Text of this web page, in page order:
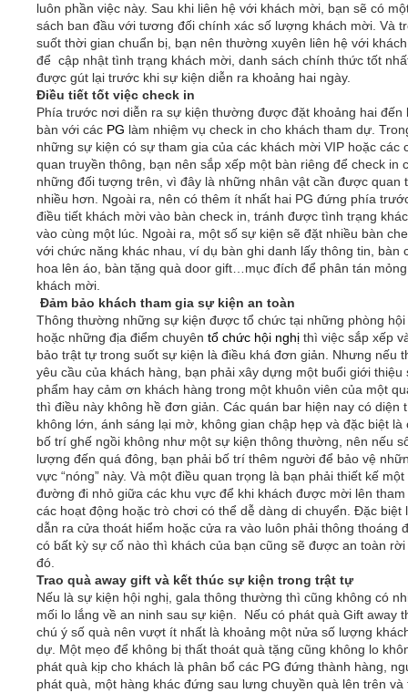
luôn phần việc này. Sau khi liên hệ với khách mời, bạn sẽ có
sách ban đầu với tương đối chính xác số lượng khách mời. Và
suốt thời gian chuẩn bị, bạn nên thường xuyên liên hệ với
để cập nhật tình trạng khách mời, danh sách chính thức tốt
được gút lại trước khi sự kiện diễn ra khoảng hai ngày.
Điều tiết tốt việc check in
Phía trước nơi diễn ra sự kiện thường được đặt khoảng hai đến
bàn với các PG làm nhiệm vụ check in cho khách tham dự.
những sự kiện có sự tham gia của các khách mời VIP hoặc các
quan truyền thông, bạn nên sắp xếp một bàn riêng để check in
những đối tượng trên, vì đây là những nhân vật cần được quan
nhiều hơn. Ngoài ra, nên có thêm ít nhất hai PG đứng phía
điều tiết khách mời vào bàn check in, tránh được tình trạng
vào cùng một lúc. Ngoài ra, một số sự kiện sẽ đặt nhiều bàn
với chức năng khác nhau, ví dụ bàn ghi danh lấy thông tin, bàn
hoa lên áo, bàn tặng quà door gift…mục đích để phân tán
khách mời.
Đảm bảo khách tham gia sự kiện an toàn
Thông thường những sự kiện được tổ chức tại những phòng hội
hoặc những địa điểm chuyên tổ chức hội nghị thì việc sắp xếp
bảo trật tự trong suốt sự kiện là điều khá đơn giản. Nhưng nếu
yêu cầu của khách hàng, bạn phải xây dựng một buổi giới thiệu
phẩm hay cảm ơn khách hàng trong một khuôn viên của một
thì điều này không hề đơn giản. Các quán bar hiện nay có diện
không lớn, ánh sáng lại mờ, không gian chập hẹp và đặc biệt là
bố trí ghế ngồi không như một sự kiện thông thường, nên nếu
lượng đến quá đông, bạn phải bố trí thêm người để bảo vệ
vực “nóng” này. Và một điều quan trọng là bạn phải thiết kế một
đường đi nhỏ giữa các khu vực để khi khách được mời lên tham
các hoạt động hoặc trò chơi có thể dễ dàng di chuyển. Đặc biệt
dẫn ra cửa thoát hiểm hoặc cửa ra vào luôn phải thông thoáng
có bất kỳ sự cố nào thì khách của bạn cũng sẽ được an toàn rời
đó.
Trao quà away gift và kết thúc sự kiện trong trật tự
Nếu là sự kiện hội nghị, gala thông thường thì cũng không có
mối lo lắng về an ninh sau sự kiện. Nếu có phát quà Gift away
chú ý số quà nên vượt ít nhất là khoảng một nửa số lượng
dự. Một mẹo để không bị thất thoát quà tặng cũng không lo
phát quà kịp cho khách là phân bổ các PG đứng thành hàng,
phát quà, một hàng khác đứng sau lưng chuyền quà lên trên và